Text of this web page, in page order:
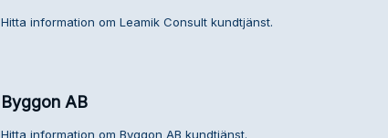
Hitta information om Leamik Consult kundtjänst.
Byggon AB
Hitta information om Byggon AB kundtjänst.